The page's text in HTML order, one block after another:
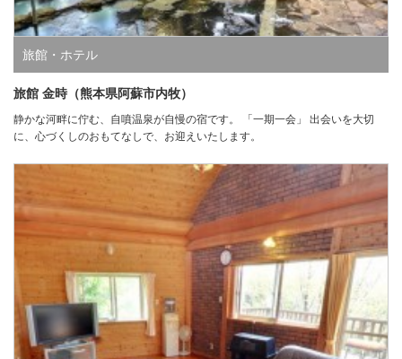
旅館・ホテル
旅館 金時（熊本県阿蘇市内牧）
静かな河畔に佇む、自噴温泉が自慢の宿です。 「一期一会」 出会いを大切
に、心づくしのおもてなしで、お迎えいたします。